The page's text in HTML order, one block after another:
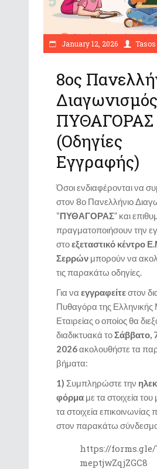
January 12, 2026
8ος
Διαγωνισμός
ΠΥΘΑΓΟΡΑΣ
(Οδηγίες
Εγγραφής)
Όσοι ενδιαφέρονται να
στον 8ο Πανελλήνιο
“ΠΥΘΑΓΟΡΑΣ” και
πραγματοποιήσουν την
στοεξεταστικό κέντρο
Σερρών μπορούν να
τις παρακάτω οδηγίες.
Για να εγγραφείτεστον
Πυθαγόρα της Ελληνικής
Εταιρείας ο οποίος θα
διαδικτυακά τοΣάββατο,
2026ακολουθήστε τα
βήματα:
1) Συμπληρώστε την
φόρμα με τα στοιχεία
τα στοιχεία επικοινωνίας
στον παρακάτω
https://
meptjwZqjZGC8